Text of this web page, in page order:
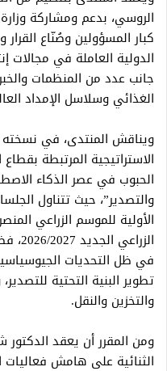
الروسي، بدعم ومشاركة
كبار المسؤولين وصُنّاع
الدولية العاملة في مجالات
جانب عدد من المنظمات
الغذائي وسلاسل الإمداد
ويناقش المنتدى، في نسخته
الاستراتيجية المرتبطة
الحبوب في عصر الذكاء
والتصدير”، حيث تتناول
الأولية للموسم الزراعي
في ظل التحديات
تطوير البنية التحتية
والتخزين والنقل.
ومن المقرر أن يعقد
الثنائية على هامش فعاليات